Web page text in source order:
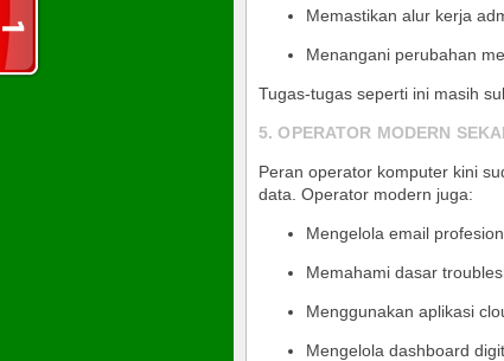
Memastikan alur kerja
Menangani perubahan
Tugas-tugas seperti ini masih
5. OPERATOR MODERN
Peran operator komputer kini
data. Operator modern juga:
Mengelola email
Memahami dasar
Menggunakan aplikasi
Mengelola dashboard